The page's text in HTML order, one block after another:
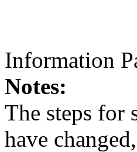
Information
Notes:
The steps for
have